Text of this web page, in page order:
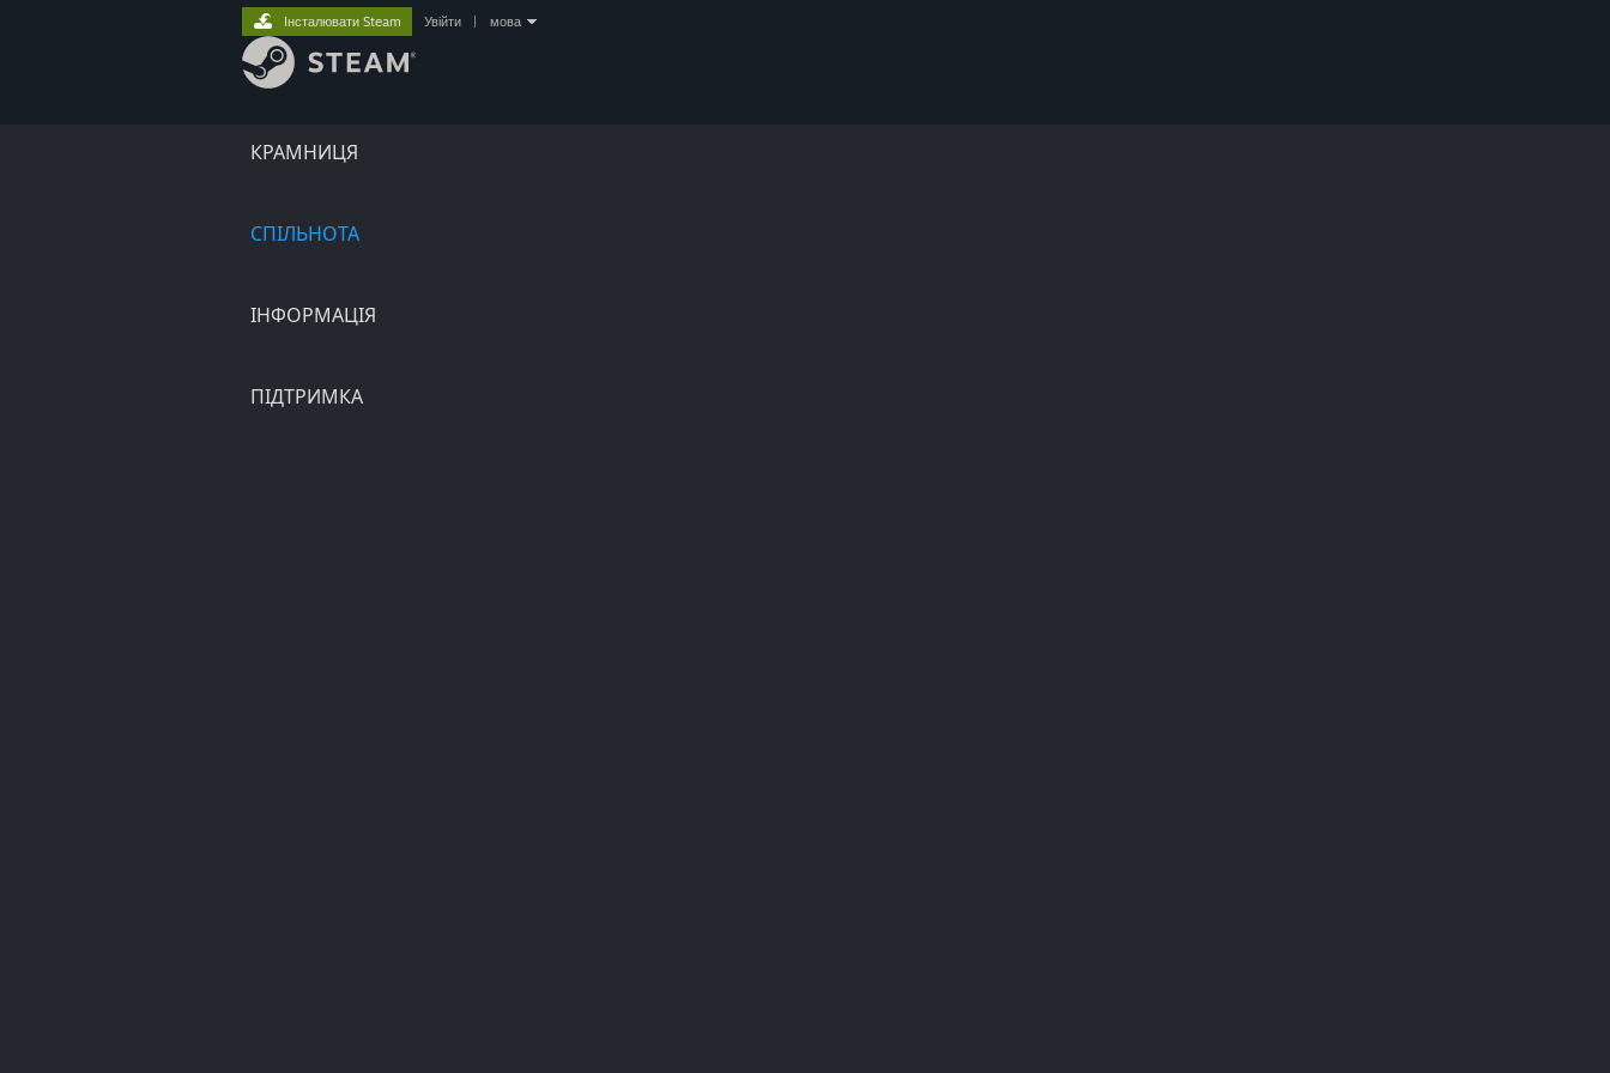
КРАМНИЦЯ
СПІЛЬНОТА
ІНФОРМАЦІЯ
ПІДТРИМКА
Інсталювати Steam Увійти мова